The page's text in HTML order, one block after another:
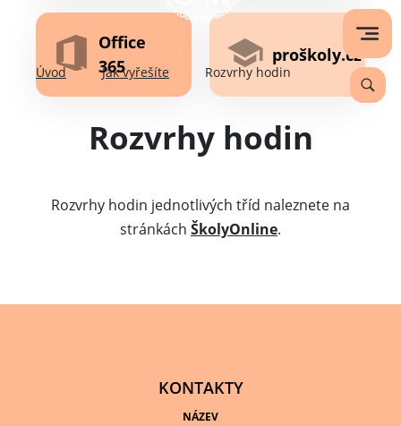
Office
365
proškoly.cz
Úvod Jak vyřešíte Rozvrhy hodin
Rozvrhy hodin
Rozvrhy hodin jednotlivých tříd naleznete na
stránkách ŠkolyOnline.
KONTAKTY
NÁZEV